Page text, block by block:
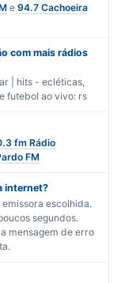
e 94.7 Cachoeira
com mais rádios
| hits - ecléticas
e futebol ao vivo: rs
fm Rádio
FM
internet?
escolhida.
segundos.
mensagem de erro